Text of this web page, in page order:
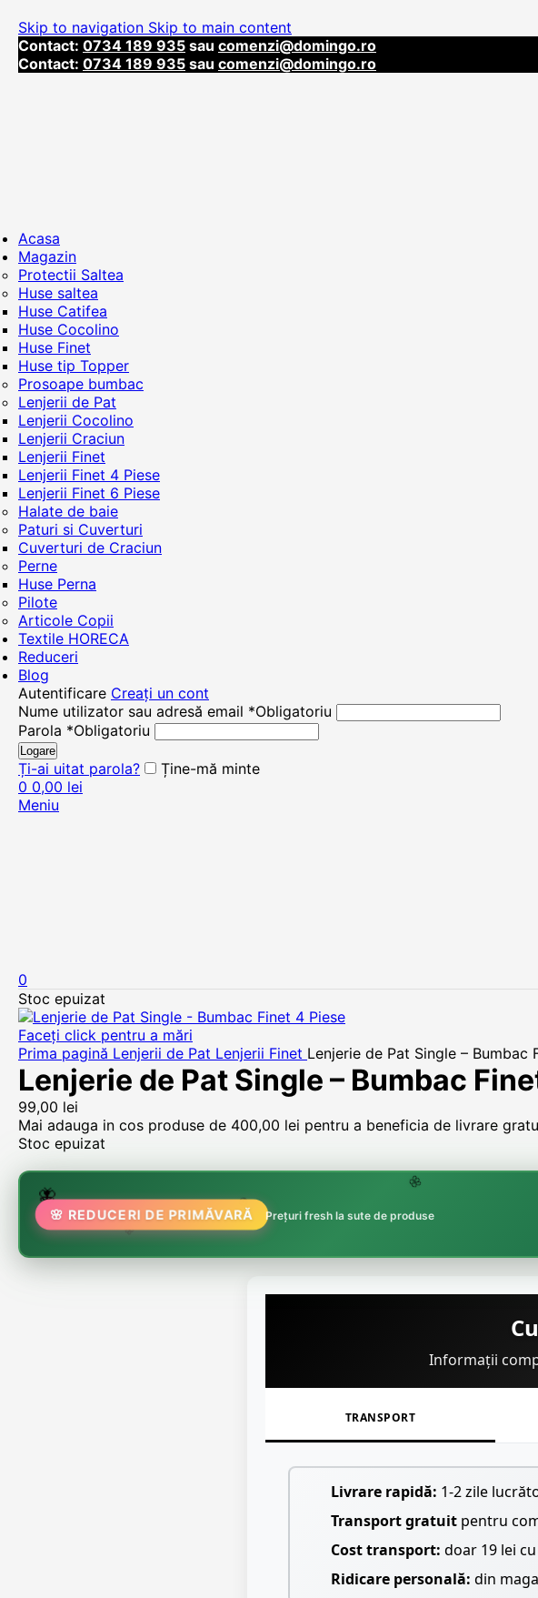
Skip to navigation Skip to main content
Contact: 0734 189 935 sau comenzi@domingo.ro
Contact: 0734 189 935 sau comenzi@domingo.ro
Acasa
Magazin
Protectii Saltea
Huse saltea
Huse Catifea
Huse Cocolino
Huse Finet
Huse tip Topper
Prosoape bumbac
Lenjerii de Pat
Lenjerii Cocolino
Lenjerii Craciun
Lenjerii Finet
Lenjerii Finet 4 Piese
Lenjerii Finet 6 Piese
Halate de baie
Paturi si Cuverturi
Cuverturi de Craciun
Perne
Huse Perna
Pilote
Articole Copii
Textile HORECA
Reduceri
Blog
Autentificare Creați un cont
Nume utilizator sau adresă email *Obligatoriu
Parola *Obligatoriu
Logare
Ți-ai uitat parola?
Ține-mă minte
0 0,00 lei
Meniu
0
Stoc epuizat
Faceți click pentru a mări
Prima pagină Lenjerii de Pat Lenjerii Finet Lenjerie de Pat Single – Bumbac
Lenjerie de Pat Single – Bumbac
99,00 lei
Mai adauga in cos produse de 400,00 lei pentru a beneficia de livrare
Stoc epuizat
🏵️
🌸
🌷
🦋
🌸 REDUCERI DE PRIMĂVARĂ Prețuri fresh la sute de produse
Informații
TRANSPORT
Livrare rapidă: 1-2 zile
Transport gratuit pentru
Cost transport: doar 19 lei
Ridicare personală: din